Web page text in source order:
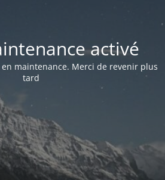
activé
maintenance. Merci de revenir plus
tard